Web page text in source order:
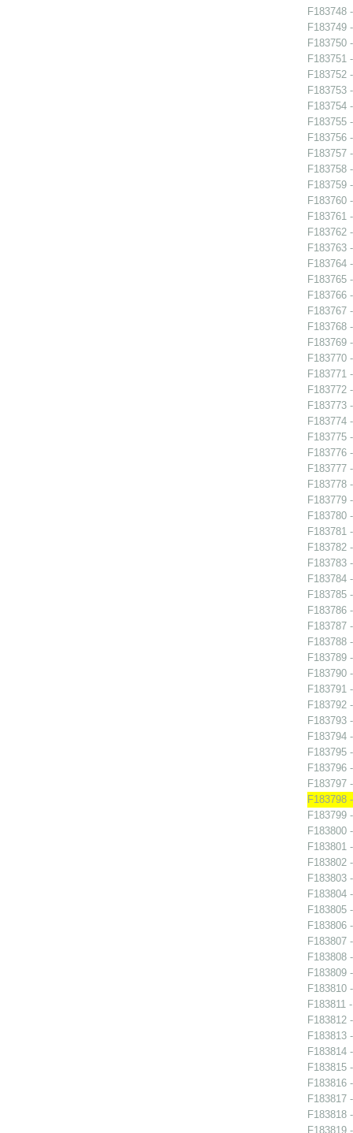
F183748
F183749
F183750
F183751
F183752
F183753
F183754
F183755
F183756
F183757
F183758
F183759
F183760
F183761
F183762
F183763
F183764
F183765
F183766
F183767
F183768
F183769
F183770
F183771
F183772
F183773
F183774
F183775
F183776
F183777
F183778
F183779
F183780
F183781
F183782
F183783
F183784
F183785
F183786
F183787
F183788
F183789
F183790
F183791
F183792
F183793
F183794
F183795
F183796
F183797
F183798
F183799
F183800
F183801
F183802
F183803
F183804
F183805
F183806
F183807
F183808
F183809
F183810
F183811
F183812
F183813
F183814
F183815
F183816
F183817
F183818
F183819